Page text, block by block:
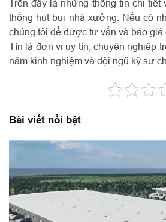
Trên đây là những thông tin chi tiết
thống hút bụi nhà xưởng. Nếu có
chúng tôi để được tư vấn và báo
Tín là đơn vị uy tín, chuyên nghiệp
năm kinh nghiệm và đội ngũ kỹ sư
Bài viết nổi bật